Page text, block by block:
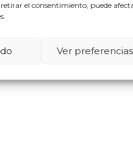
el consentimiento, puede
Ver preferencias
sentencia